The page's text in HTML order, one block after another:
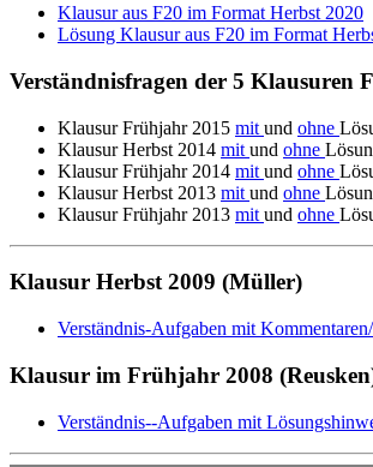
Klausur aus F20 im Format Herbst 2020
Lösung Klausur aus F20 im Format
Verständnisfragen der 5 Klausuren
Klausur Frühjahr 2015 mit und ohne
Klausur Herbst 2014 mit und ohne
Klausur Frühjahr 2014 mit und ohne
Klausur Herbst 2013 mit und ohne
Klausur Frühjahr 2013 mit und ohne
Klausur Herbst 2009 (Müller)
Verständnis-Aufgaben mit
Klausur im Frühjahr 2008
Verständnis--Aufgaben mit